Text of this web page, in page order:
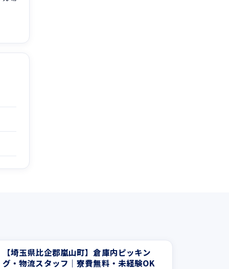
【埼玉県比企郡嵐山町】倉庫内ピッキン
グ・物流スタッフ｜寮費無料・未経験OK